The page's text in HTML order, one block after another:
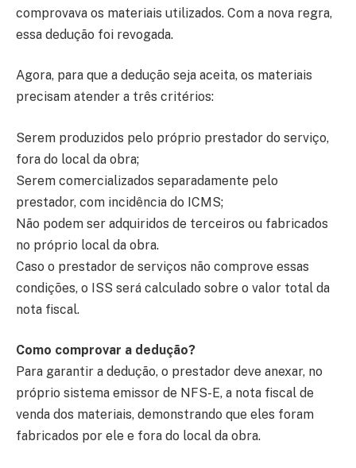
comprovava os materiais utilizados. Com a nova regra,
essa dedução foi revogada.
Agora, para que a dedução seja aceita, os materiais
precisam atender a três critérios:
Serem produzidos pelo próprio prestador do serviço,
fora do local da obra;
Serem comercializados separadamente pelo
prestador, com incidência do ICMS;
Não podem ser adquiridos de terceiros ou fabricados
no próprio local da obra.
Caso o prestador de serviços não comprove essas
condições, o ISS será calculado sobre o valor total da
nota fiscal.
Como comprovar a dedução?
Para garantir a dedução, o prestador deve anexar, no
próprio sistema emissor de NFS-E, a nota fiscal de
venda dos materiais, demonstrando que eles foram
fabricados por ele e fora do local da obra.